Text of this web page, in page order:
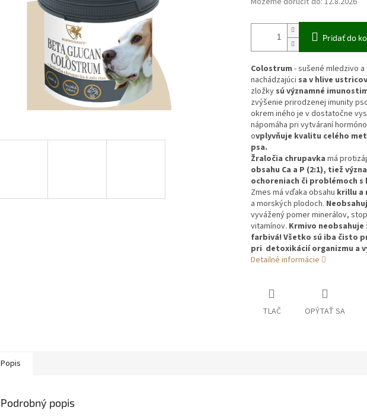
Pridať do
Colostrum - sušené mledzivo a
nachádzajúci sa v hlive
zložkysú významné
zvýšenie prirodzenej imunity
okrem iného je v dostatočne
nápomáha pri vytváraní
ovplyvňuje kvalitu celého
psa.
Žraločia chrupavka má
obsahu Ca a P (2:1), tiež
ochoreniach či problémoch s
Zmes má vďaka obsahu krillu a
a morských plodoch.
vyvážený pomerminerálov,
vitamínov. Krmivo
farbivá! Všetko sú iba čisto
pri detoxikácií organizmu a
Detailné informácie
TLAČ OPÝTAŤ SA
Popis
Podrobný popis